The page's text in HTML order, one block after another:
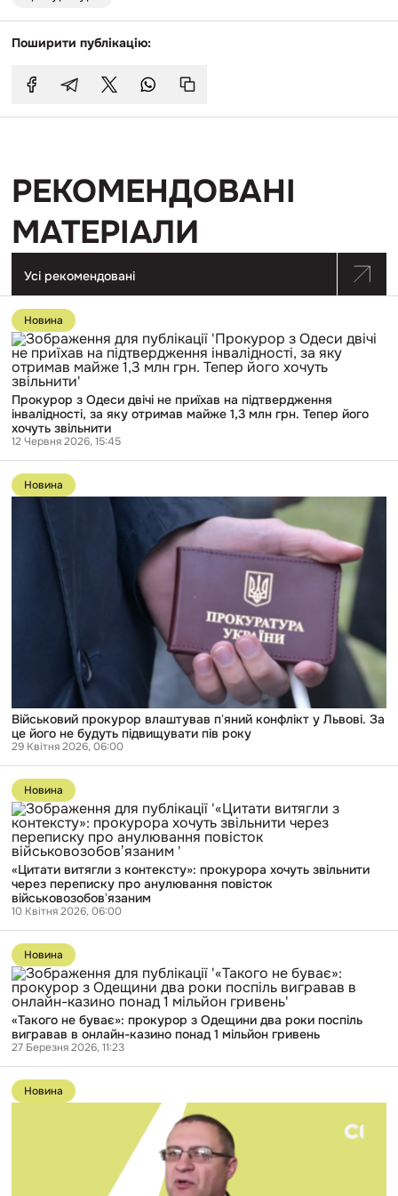
Поширити публікацію:
РЕКОМЕНДОВАНІ
МАТЕРІАЛИ
Усі рекомендовані
Перейти
до
публікації
Прокурор
Одеси
двічі
не
приїхав
на
підтвердження
інвалідності,
яку
отримав
майже
Новина
Прокурор з Одеси двічі не приїхав на підтвердження
інвалідності, за яку отримав майже 1,3 млн грн. Тепер його
хочуть звільнити
12 Червня 2026, 15:45
Перейти
до
публікації
Військовий
прокурор
влаштував
конфлікт
підвищувати
року
Новина
Військовий прокурор влаштував пʼяний конфлікт у Львові. За
це його не будуть підвищувати пів року
29 Квітня 2026, 06:00
Перейти
до
публікації
«Цитати
витягли
контексту»:
прокурора
хочуть
звільнити
через
переписку
про
анулювання
повісток
військовозобовʼязаним
Новина
«Цитати витягли з контексту»: прокурора хочуть звільнити
через переписку про анулювання повісток
військовозобовʼязаним
10 Квітня 2026, 06:00
Перейти
до
публікації
«Такого
не
буває»:
прокурор
Одещини
два
роки
поспіль
вигравав
Новина
«Такого не буває»: прокурор з Одещини два роки поспіль
вигравав в онлайн-казино понад 1 мільйон гривень
27 Березня 2026, 11:23
Перейти
до
публікації
Новина